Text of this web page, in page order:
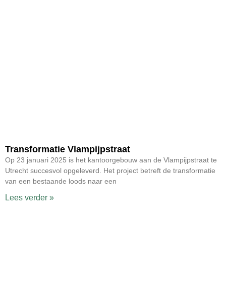
Transformatie Vlampijpstraat
Op 23 januari 2025 is het kantoorgebouw aan de Vlampijpstraat te
Utrecht succesvol opgeleverd. Het project betreft de transformatie
van een bestaande loods naar een
Lees verder »